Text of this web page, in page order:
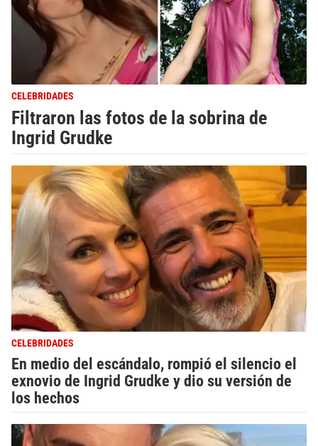
CELEBRIDADES
Filtraron las fotos de la sobrina de
Ingrid Grudke
CELEBRIDADES
En medio del escándalo, rompió el silencio el
exnovio de Ingrid Grudke y dio su versión de
los hechos